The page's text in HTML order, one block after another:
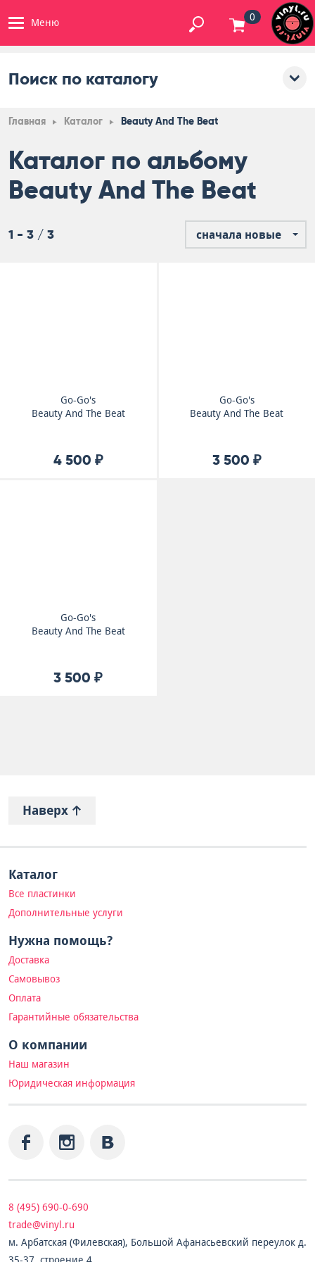
Меню 0
Поиск по каталогу
Главная Каталог Beauty And The Beat
Каталог по альбому
Beauty And The Beat
1 - 3 / 3 сначала новые
Go-Go's
Beauty And The Beat
4 500 ₽
Go-Go's
Beauty And The Beat
3 500 ₽
Go-Go's
Beauty And The Beat
3 500 ₽
Наверх
Каталог
Все пластинки
Дополнительные услуги
Нужна помощь?
Доставка
Самовывоз
Оплата
Гарантийные обязательства
О компании
Наш магазин
Юридическая информация
8 (495) 690-0-690
trade@vinyl.ru
м. Арбатская (Филевская), Большой Афанасьевский переулок д.